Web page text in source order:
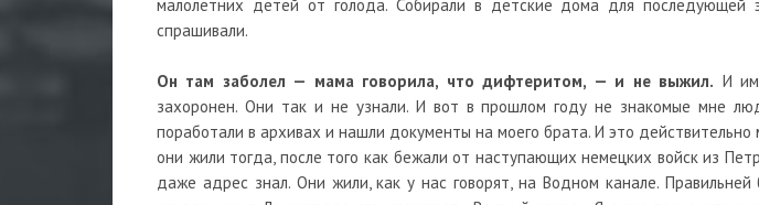
малолетних детей от голода. Собирали в детские дома для последующей
спрашивали.
Он там заболел — мама говорила, что дифтеритом, — и не выжил. И
захоронен. Они так и не узнали. И вот в прошлом году не знакомые мне
поработали в архивах и нашли документы на моего брата. И это действительно
они жили тогда, после того как бежали от наступающих немецких войск из
даже адрес знал. Они жили, как у нас говорят, на Водном канале.